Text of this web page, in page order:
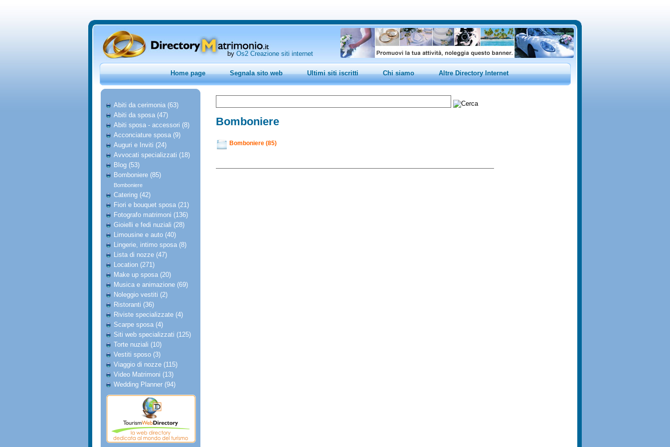
by Os2 Creazione siti internet
Home page Segnala sito web Ultimi siti iscritti Chi siamo Altre Directory Internet
Abiti da cerimonia (63)
Abiti da sposa (47)
Abiti sposa - accessori (8)
Acconciature sposa (9)
Auguri e Inviti (24)
Avvocati specializzati (18)
Blog (53)
Bomboniere (85)
Bomboniere
Catering (42)
Fiori e bouquet sposa (21)
Fotografo matrimoni (136)
Gioielli e fedi nuziali (28)
Limousine e auto (40)
Lingerie, intimo sposa (8)
Lista di nozze (47)
Location (271)
Make up sposa (20)
Musica e animazione (69)
Noleggio vestiti (2)
Ristoranti (36)
Riviste specializzate (4)
Scarpe sposa (4)
Siti web specializzati (125)
Torte nuziali (10)
Vestiti sposo (3)
Viaggio di nozze (115)
Video Matrimoni (13)
Wedding Planner (94)
Bomboniere
Bomboniere (85)